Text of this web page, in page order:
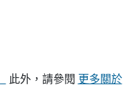
此外，請參閱 更多關於